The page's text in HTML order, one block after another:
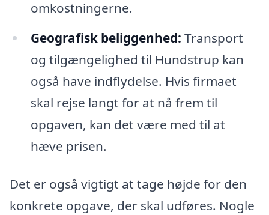
omkostningerne.
Geografisk beliggenhed: Transport
og tilgængelighed til Hundstrup kan
også have indflydelse. Hvis firmaet
skal rejse langt for at nå frem til
opgaven, kan det være med til at
hæve prisen.
Det er også vigtigt at tage højde for den
konkrete opgave, der skal udføres. Nogle